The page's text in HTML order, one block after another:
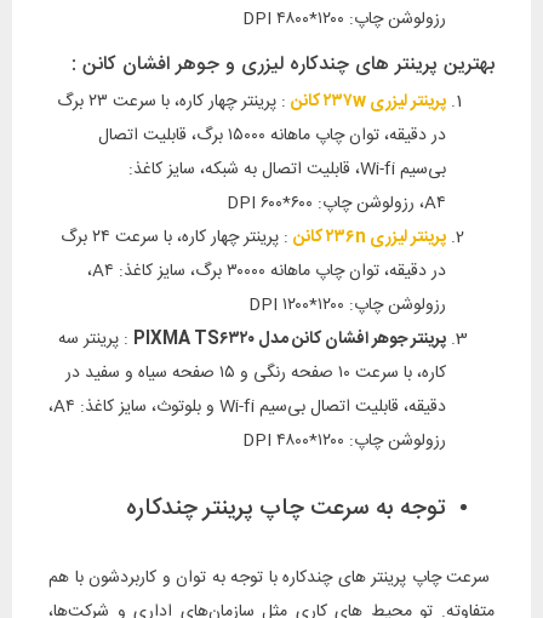
رزولوشن چاپ: ۱۲۰۰*۴۸۰۰ DPI
بهترین پرینتر های چندکاره لیزری و جوهر افشان کانن :
پرینتر لیزری ۲۳۷w کانن
: پرینتر چهار کاره، با سرعت ۲۳ برگ
در دقیقه، توان چاپ ماهانه ۱۵۰۰۰ برگ، قابلیت اتصال
بی‌سیم Wi-fi، قابلیت اتصال به شبکه، سایز کاغذ:
A۴، رزولوشن چاپ: ۶۰۰*۶۰۰ DPI
پرینتر لیزری ۲۳۶n کانن
: پرینتر چهار کاره، با سرعت ۲۴ برگ
در دقیقه، توان چاپ ماهانه ۳۰۰۰۰ برگ، سایز کاغذ: A۴،
رزولوشن چاپ: ۱۲۰۰*۱۲۰۰ DPI
پرینتر جوهر افشان کانن مدل PIXMA TS۶۳۲۰
: پرینتر سه
کاره، با سرعت ۱۰ صفحه رنگی و ۱۵ صفحه سیاه و سفید در
دقیقه، قابلیت اتصال بی‌سیم Wi-fi و بلوتوث، سایز کاغذ: A۴،
رزولوشن چاپ: ۱۲۰۰*۴۸۰۰ DPI
توجه به سرعت چاپ پرینتر چندکاره
سرعت چاپ پرینتر های چندکاره با توجه به توان و کاربردشون با هم
متفاوته. تو محیط‌ های کاری مثل سازمان‌های اداری و شرکت‌ها،